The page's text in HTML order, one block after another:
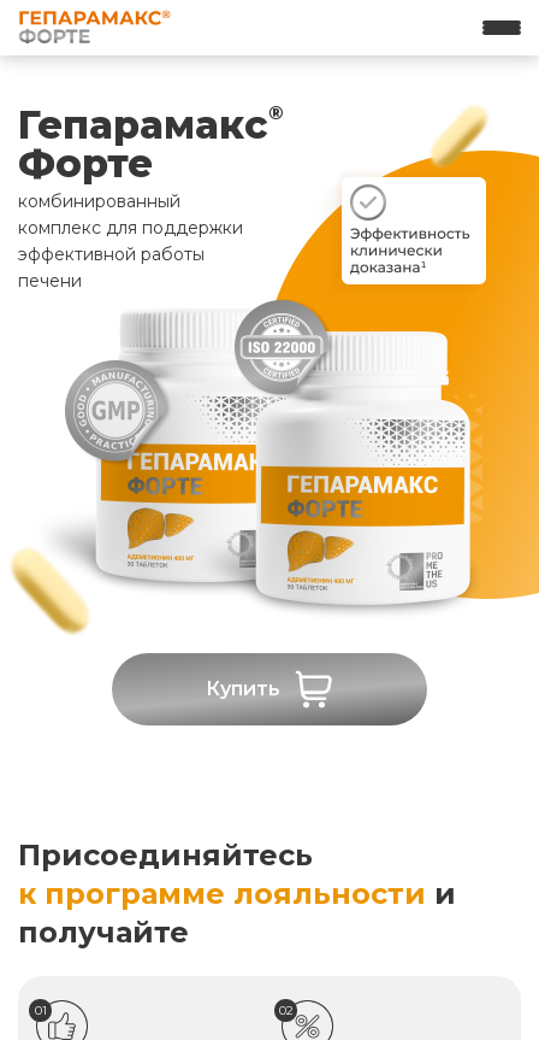
Гепарамакс®
Форте
комбинированный
комплекс для поддержки
эффективной работы
печени
Купить
Присоединяйтесь
к программе лояльности и
получайте
01 02